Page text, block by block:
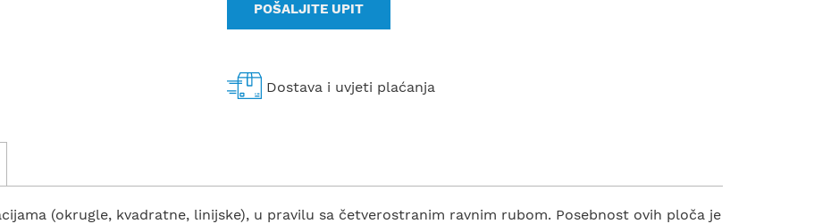
POŠALJITE UPIT
Dostava i uvjeti plaćanja
(okrugle, kvadratne, linijske), u pravilu sa četverostranim ravnim rubom. Posebnost ovih ploča je